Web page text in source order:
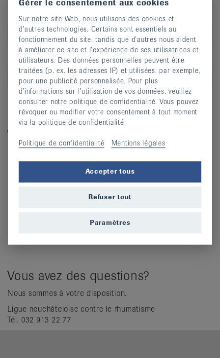
Heure
13:30 - 14:30
Adresse
Dojo - Collège
CP
2052
Lieu
Fontainemelon
S’inscrire
Légende
entraînez la force, l’équilibre et la dynamique et prévenez
Vous avez des questions?
Nous sommes à votre disposition.
Ligue neuchâteloise contre le rhumatisme
Tél. 032 913 22 77
Gérer le consentement aux cookies
Sur notre site Web, nous utilisons des cookies et
d’autres technologies. Certains sont essentiels au
fonctionnement du site, tandis que d’autres nous aident
à améliorer ce site et l’expérience de ses utilisatrices et
utilisateurs. Des données personnelles peuvent être
traitées (p. ex. les adresses IP) et utilisées, par exemple,
pour une publicité personnalisée. Pour plus
d’informations sur l’utilisation de vos données, veuillez
consulter notre politique de confidentialité. Vous pouvez
révoquer ou modifier votre consentement à tout moment
via la politique de confidentialité.
Politique de confidentialité Mentions légales
Accepter tous
Refuser tout
Paramètres